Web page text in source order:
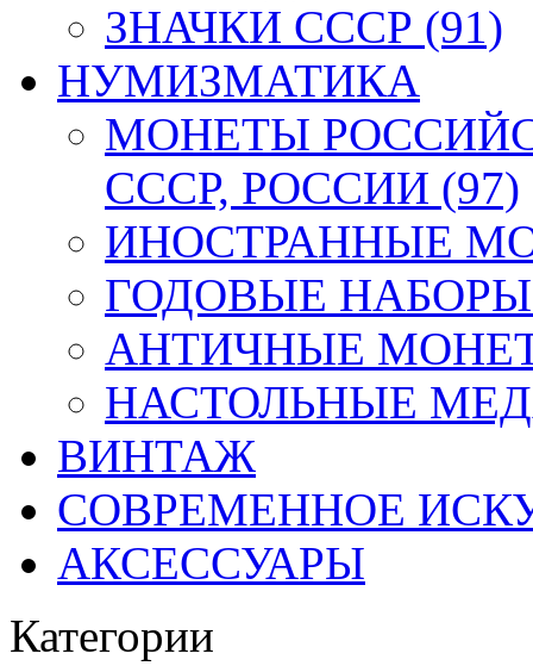
ЗНАЧКИ СССР (91)
НУМИЗМАТИКА
МОНЕТЫ
СССР, РОССИИ (97)
ИНОСТРАННЫЕ
ГОДОВЫЕ НАБОРЫ
АНТИЧНЫЕ
НАСТОЛЬНЫЕ
ВИНТАЖ
СОВРЕМЕННОЕ
АКСЕССУАРЫ
Категории